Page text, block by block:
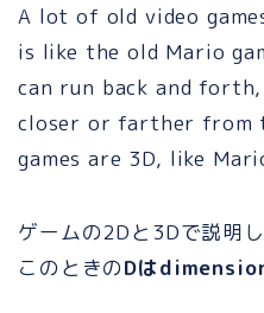
A lot of old video
is like the old Mario
can run back and
closer or farther from
games are 3D, like
ゲームの2Dと3Dで説明
このときのDは